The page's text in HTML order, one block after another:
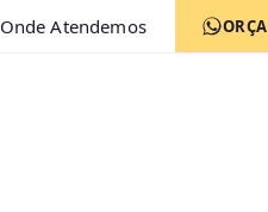
Onde Atendemos